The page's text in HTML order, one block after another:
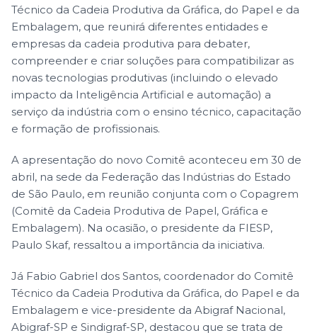
Técnico da Cadeia Produtiva da Gráfica, do Papel e da
Embalagem, que reunirá diferentes entidades e
empresas da cadeia produtiva para debater,
compreender e criar soluções para compatibilizar as
novas tecnologias produtivas (incluindo o elevado
impacto da Inteligência Artificial e automação) a
serviço da indústria com o ensino técnico, capacitação
e formação de profissionais.
A apresentação do novo Comitê aconteceu em 30 de
abril, na sede da Federação das Indústrias do Estado
de São Paulo, em reunião conjunta com o Copagrem
(Comitê da Cadeia Produtiva de Papel, Gráfica e
Embalagem). Na ocasião, o presidente da FIESP,
Paulo Skaf, ressaltou a importância da iniciativa.
Já Fabio Gabriel dos Santos, coordenador do Comitê
Técnico da Cadeia Produtiva da Gráfica, do Papel e da
Embalagem e vice-presidente da Abigraf Nacional,
Abigraf-SP e Sindigraf-SP, destacou que se trata de